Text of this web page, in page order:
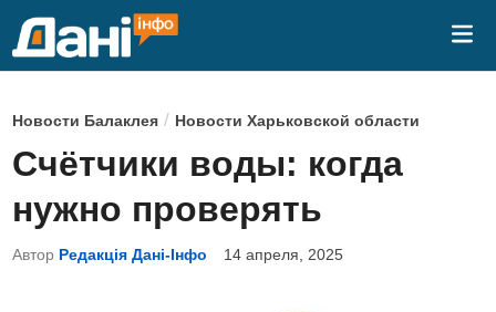
О
п
у
б
Новости Балаклея / Новости Харьковской области
Счётчики воды: когда
нужно проверять
Автор Редакція Дані-Інфо 14 апреля, 2025